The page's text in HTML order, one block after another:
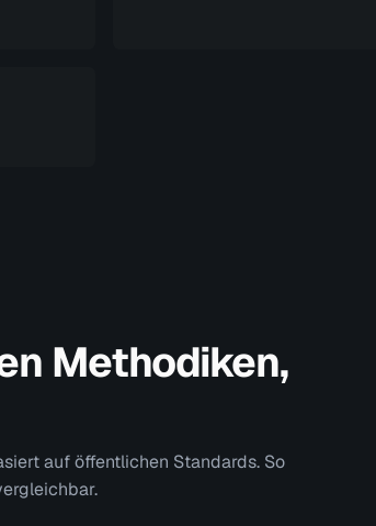
Methodiken,
auf öffentlichen Standards. So